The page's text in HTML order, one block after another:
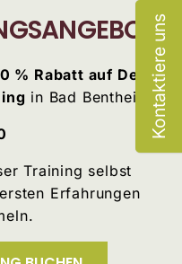
% Rabatt auf Dein
in Bad Bentheim.
Training selbst
Erfahrungen
Kontaktiere uns